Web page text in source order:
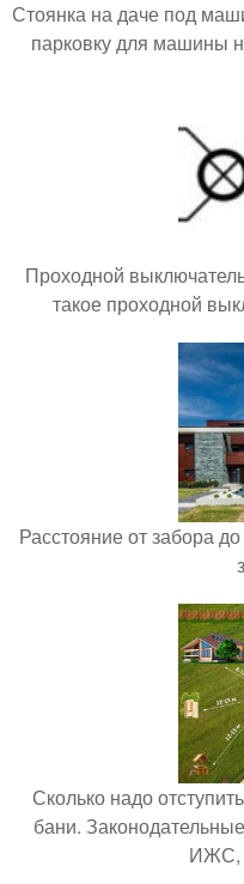
Стоянка на даче под
парковку для машины
Проходной
такое проходной
Расстояние от забора
Сколько надо
бани.
ИЖС,